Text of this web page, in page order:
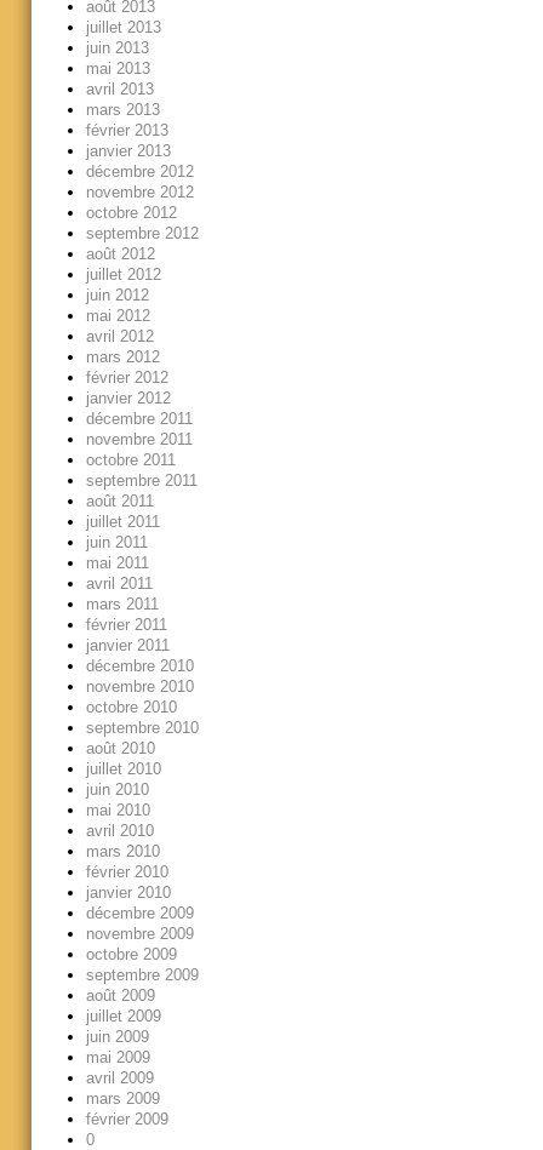
août 2013
juillet 2013
juin 2013
mai 2013
avril 2013
mars 2013
février 2013
janvier 2013
décembre 2012
novembre 2012
octobre 2012
septembre 2012
août 2012
juillet 2012
juin 2012
mai 2012
avril 2012
mars 2012
février 2012
janvier 2012
décembre 2011
novembre 2011
octobre 2011
septembre 2011
août 2011
juillet 2011
juin 2011
mai 2011
avril 2011
mars 2011
février 2011
janvier 2011
décembre 2010
novembre 2010
octobre 2010
septembre 2010
août 2010
juillet 2010
juin 2010
mai 2010
avril 2010
mars 2010
février 2010
janvier 2010
décembre 2009
novembre 2009
octobre 2009
septembre 2009
août 2009
juillet 2009
juin 2009
mai 2009
avril 2009
mars 2009
février 2009
0